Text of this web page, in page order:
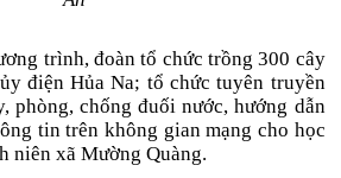
trình, đoàn tổ chức trồng 300 cây
điện Hủa Na; tổ chức tuyên truyền
phòng, chống đuối nước, hướng dẫn
tin trên không gian mạng cho học
niên xã Mường Quàng.